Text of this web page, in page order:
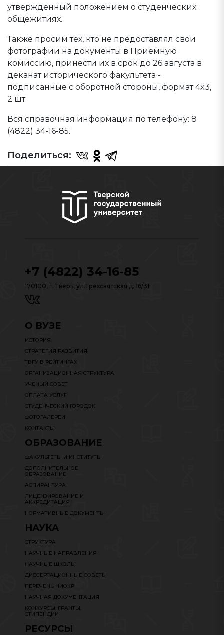
утверждённый положением о студенческих
общежитиях.
Также просим тех, кто не предоставлял свои
фотографии на документы в Приёмную
комиссию, принести их в срок до 26 августа в
деканат исторического факультета -
подписанные с оборотной стороны, формат 4x3,
2 шт.
Вся справочная информация по телефону: 8
(4822) 34-16-85.
Поделиться:
+7 (4822) 34-16-85
170100, г. Тверь, ул.Трехсвятская д. 16/31
О ВУЗЕ
ИСТОРИЯ
СТРАТЕГИЯ РАЗВИТИЯ
ТВГУ В РЕЙТИНГАХ
ОРГАНИЗАЦИОННАЯ СТРУКТУРА
УЧЕНЫЙ СОВЕТ
ОПЛАТА УСЛУГ
СТУДЕНЧЕСКИЙ ГОРОДОК
ФОТОГАЛЕРЕИ
КОНТАКТЫ
ОБРАЗОВАНИЕ
ФАКУЛЬТЕТЫ И ИНСТИТУТЫ
ДОПОЛНИТЕЛЬНОЕ
ОБРАЗОВАНИЕ
АСПИРАНТУРА
ЛИЦЕНЗИРОВАНИЕ И
АККРЕДИТАЦИЯ
НОРМАТИВНЫЕ ДОКУМЕНТЫ
НАУКА
СТРУКТУРА
НАУЧНЫЕ НАПРАВЛЕНИЯ
НАУЧНЫЕ ШКОЛЫ
ДИССЕРТАЦИОННЫЕ СОВЕТЫ
ПЕРЕЧЕНЬ НИОКР
НАУЧНАЯ ДОКУМЕНТАЦИЯ
КОНКУРСЫ, ГРАНТЫ,
СТИПЕНДИИ
РЕСУРСЫ